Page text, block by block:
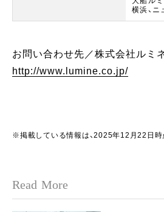
横浜、
お問い合わせ先／株式会社ルミ
http://www.lumine.co.jp/
※掲載している情報は、2025年12月22日時
Read More